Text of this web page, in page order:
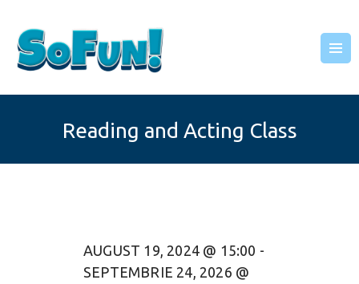
Reading and Acting Class
SOFUN
Locul de relaxare al familiei tale!
DESPRE NOI
SERVICII
CONTACT
AUGUST 19, 2024 @ 15:00 -
SEPTEMBRIE 24, 2026 @